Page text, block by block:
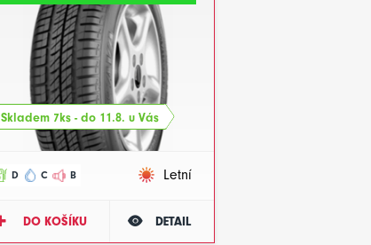
Skladem 7ks - do 11.8. u Vás
D C B Letní
DO KOŠÍKU DETAIL